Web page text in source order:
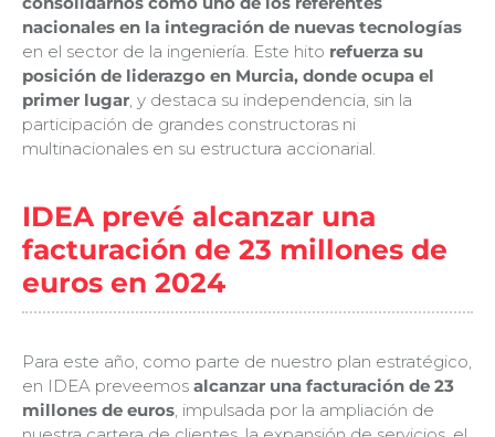
nacionales en la integración de nuevas tecnologías
en el sector de la ingeniería. Este hito refuerza su
posición de liderazgo en Murcia, donde ocupa el
primer lugar, y destaca su independencia, sin la
participación de grandes constructoras ni
multinacionales en su estructura accionarial.
IDEA prevé alcanzar una
facturación de 23 millones de
euros en 2024
Para este año, como parte de nuestro plan estratégico,
en IDEA preveemos alcanzar una facturación de 23
millones de euros, impulsada por la ampliación de